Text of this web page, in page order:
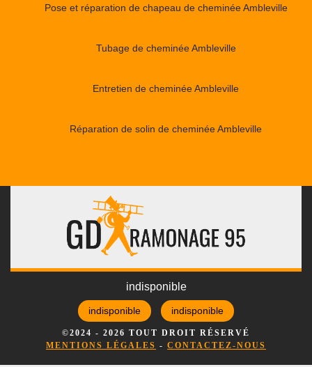
Pose et réparation de chapeau de cheminée Ambleville
Tubage de cheminée Ambleville
Entretien de cheminée Ambleville
Réparation de solin de cheminée Ambleville
indisponible
indisponible indisponible
©2024 - 2026 TOUT DROIT RÉSERVÉ
MENTIONS LÉGALES - CONTACTEZ-NOUS